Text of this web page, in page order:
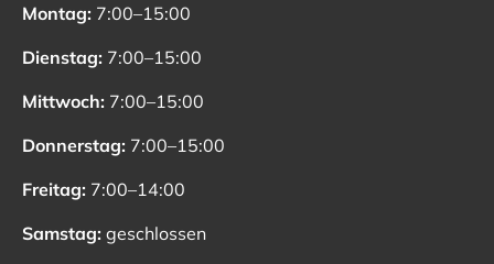
Montag: 7:00–15:00
Dienstag: 7:00–15:00
Mittwoch: 7:00–15:00
Donnerstag: 7:00–15:00
Freitag: 7:00–14:00
Samstag: geschlossen